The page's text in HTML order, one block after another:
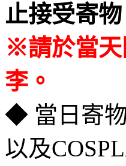
止接受寄物
※請於當天
李。
◆ 當日寄
以及